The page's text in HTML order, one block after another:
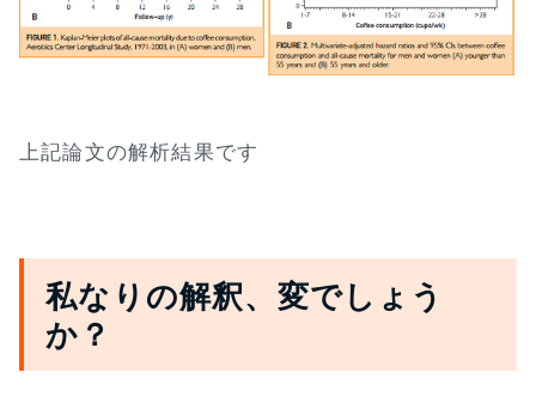
上記論文の解析結果です
私なりの解釈、変でしょう
か？